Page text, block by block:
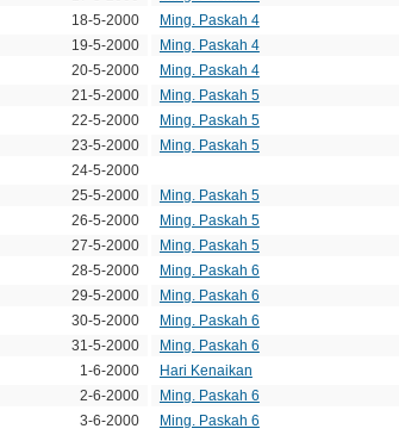
18-5-2000
Ming. Paskah 4
19-5-2000
Ming. Paskah 4
20-5-2000
Ming. Paskah 4
21-5-2000
Ming. Paskah 5
22-5-2000
Ming. Paskah 5
23-5-2000
Ming. Paskah 5
24-5-2000
25-5-2000
Ming. Paskah 5
26-5-2000
Ming. Paskah 5
27-5-2000
Ming. Paskah 5
28-5-2000
Ming. Paskah 6
29-5-2000
Ming. Paskah 6
30-5-2000
Ming. Paskah 6
31-5-2000
Ming. Paskah 6
1-6-2000
Hari Kenaikan
2-6-2000
Ming. Paskah 6
3-6-2000
Ming. Paskah 6